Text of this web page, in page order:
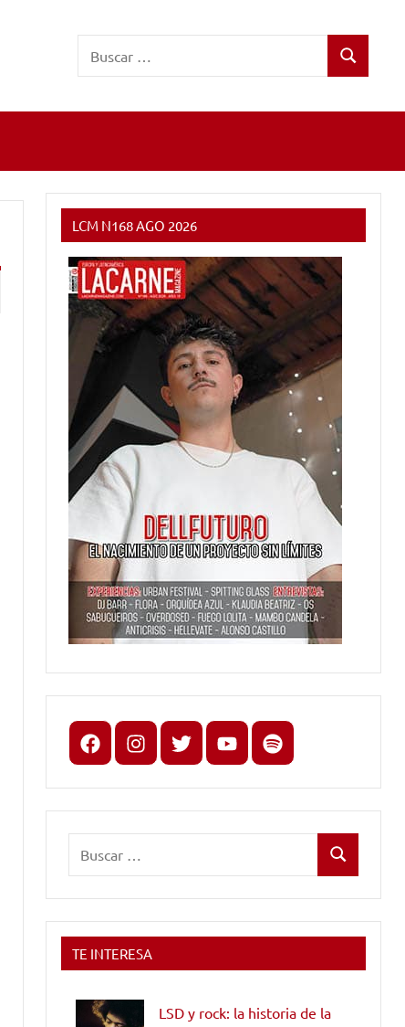
Buscar
LCM N168 AGO 2026
FacebookInstagram
X youtubespotify
Buscar
TE INTERESA
LSD y rock: la historia de la